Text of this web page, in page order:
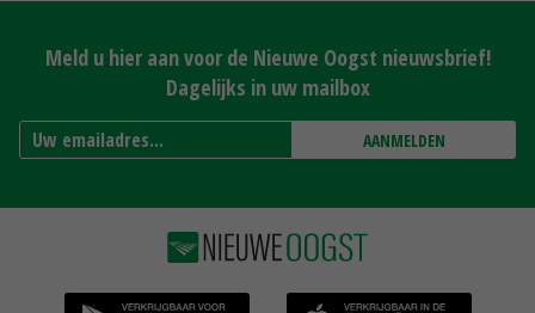
Meld u hier aan voor de Nieuwe Oogst nieuwsbrief!
Dagelijks in uw mailbox
AANMELDEN